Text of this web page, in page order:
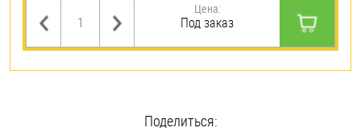
Цена:
Под заказ
Поделиться: